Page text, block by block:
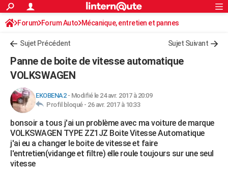
ACTUALITÉS
Politique
Société
Faits Divers
Education
Monde
Villes
+
Programme TV
TNTStreaming
Cinéma
Sorties cinéma
Musique
+FINANCE
Retraite
Impôts
Epargne
Immobilier
Risques naturels par ville
Banque
Assurance
Crédit
AUTO
Essais
Réserver un essai
Citadines
Berlines
SUV
Forum auto
HIGH-TECH
Mobiles
Meilleur smartphone
Internet
Ordinateurs
Jeux vidéo
Guide high-tech
+BRICOLAGE
Forum
Aménagement intérieur
Extérieur
Cuisine
Salle de bains
Jardinage
Rangement
WEEK-END
Rechercher
S'inscrire
Connexion
Forum Forum Auto Mécanique, entretien et pannes
Sujet Précédent Sujet Suivant
Panne de boite de vitesse automatique
VOLKSWAGEN
EKOBENA2- Modifié le 24 avr. 2017 à 20:09
Profil bloqué - 26 avr. 2017 à 10:33
bonsoir a tous j'ai un problème avec ma voiture de marque
VOLKSWAGEN TYPE ZZ1JZ Boite Vitesse Automatique
j'ai eu a changer le boite de vitesse et faire
l'entretien(vidange et filtre) elle roule toujours sur une seul
vitesse